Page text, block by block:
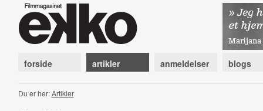
forside artikler anmeldelser blogs
Du er her:Artikler